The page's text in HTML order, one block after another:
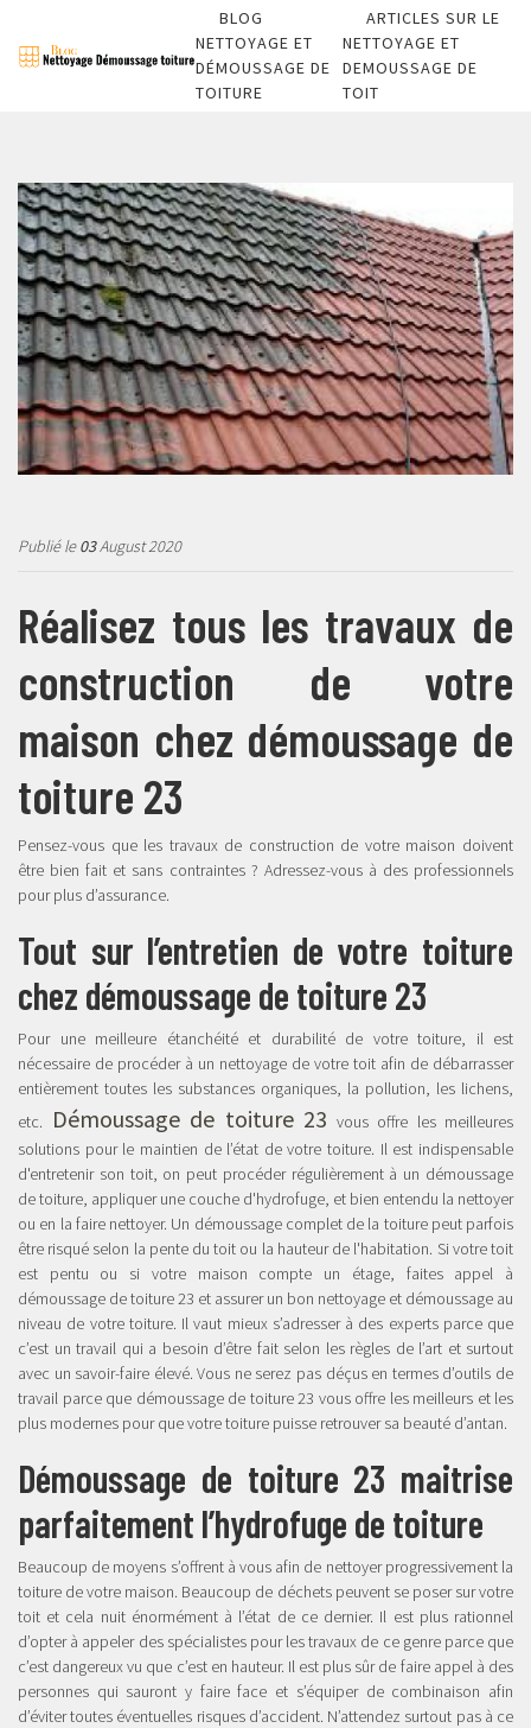
BLOG
NETTOYAGE ET
DÉMOUSSAGE DE
TOITURE
ARTICLES SUR LE
NETTOYAGE ET
DEMOUSSAGE DE
TOIT
Publié le03August 2020
Réalisez tous les travaux de
construction de votre
maison chez démoussage de
toiture 23
Pensez-vous que les travaux de construction de votre maison doivent
être bien fait et sans contraintes ? Adressez-vous à des professionnels
pour plus d’assurance.
Tout sur l’entretien de votre toiture
chez démoussage de toiture 23
Pour une meilleure étanchéité et durabilité de votre toiture, il est
nécessaire de procéder à un nettoyage de votre toit afin de débarrasser
entièrement toutes les substances organiques, la pollution, les lichens,
etc.
Démoussage de toiture 23 vous offre les meilleures
solutions pour le maintien de l’état de votre toiture. Il est indispensable
d'entretenir son toit, on peut procéder régulièrement à un démoussage
de toiture, appliquer une couche d'hydrofuge, et bien entendu la nettoyer
ou en la faire nettoyer. Un démoussage complet de la toiture peut parfois
être risqué selon la pente du toit ou la hauteur de l'habitation. Si votre toit
est pentu ou si votre maison compte un étage, faites appel à
démoussage de toiture 23 et assurer un bon nettoyage et démoussage au
niveau de votre toiture. Il vaut mieux s’adresser à des experts parce que
c’est un travail qui a besoin d’être fait selon les règles de l’art et surtout
avec un savoir-faire élevé. Vous ne serez pas déçus en termes d’outils de
travail parce que démoussage de toiture 23 vous offre les meilleurs et les
plus modernes pour que votre toiture puisse retrouver sa beauté d’antan.
Démoussage de toiture 23 maitrise
parfaitement l’hydrofuge de toiture
Beaucoup de moyens s’offrent à vous afin de nettoyer progressivement la
toiture de votre maison. Beaucoup de déchets peuvent se poser sur votre
toit et cela nuit énormément à l’état de ce dernier. Il est plus rationnel
d’opter à appeler des spécialistes pour les travaux de ce genre parce que
c’est dangereux vu que c’est en hauteur. Il est plus sûr de faire appel à des
personnes qui sauront y faire face et s’équiper de combinaison afin
d’éviter toutes éventuelles risques d’accident. N’attendez surtout pas à ce